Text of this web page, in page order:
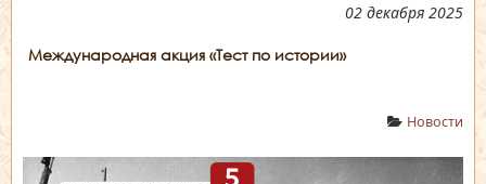
02 декабря 2025
Международная акция «Тест по истории»
Новости